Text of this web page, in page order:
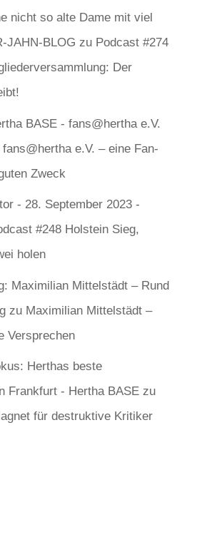
nicht so alte Dame mit viel
JAHN-BLOG zu Podcast #274
Der
BASE - fans@hertha e.V.
e.V. – eine Fan-
Zweck
- 28. September 2023 -
#248 Holstein Sieg,
holen
Maximilian Mittelstädt – Rund
zu Maximilian Mittelstädt –
Versprechen
Herthas beste
Frankfurt - Hertha BASEzu
für destruktive Kritiker